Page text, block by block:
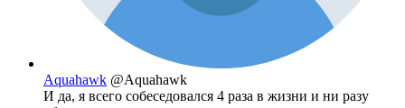
Aquahawk @Aquahawk
И да, я всего собеседовался 4 раза в жизни и ни разу